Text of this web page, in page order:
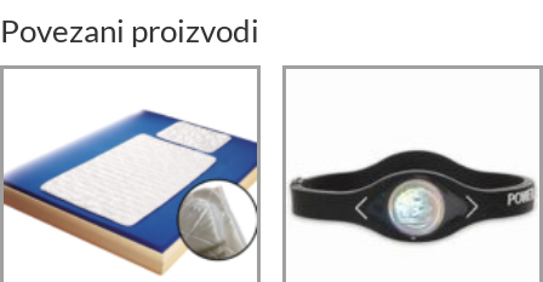
Povezani proizvodi